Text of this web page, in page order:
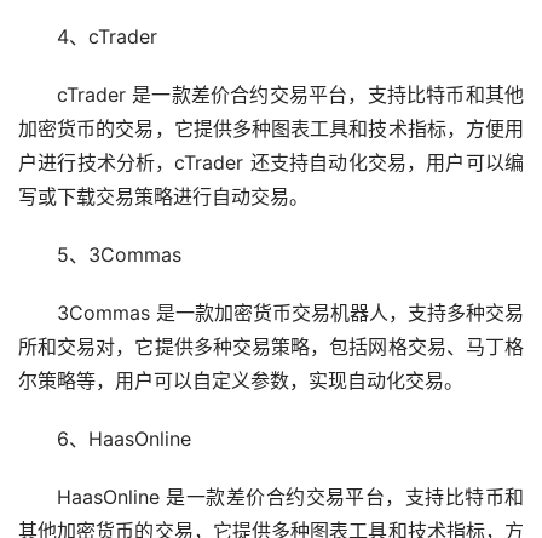
4、cTrader
cTrader 是一款差价合约交易平台，支持比特币和其他
加密货币的交易，它提供多种图表工具和技术指标，方便用
户进行技术分析，cTrader 还支持自动化交易，用户可以编
写或下载交易策略进行自动交易。
5、3Commas
3Commas 是一款加密货币交易机器人，支持多种交易
所和交易对，它提供多种交易策略，包括网格交易、马丁格
尔策略等，用户可以自定义参数，实现自动化交易。
6、HaasOnline
HaasOnline 是一款差价合约交易平台，支持比特币和
其他加密货币的交易，它提供多种图表工具和技术指标，方